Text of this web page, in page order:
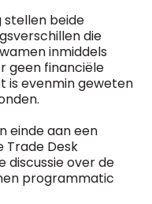
stellen beide
die
inmiddels
geen financiële
is evenmin geweten
einde aan een
Trade Desk
discussie over de
programmatic
(digital)